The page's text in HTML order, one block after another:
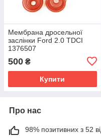
Мембрана дросельної
заслінки Ford 2.0 TDCI
1376507
500 ₴
Купити
Про нас
98% позитивних з 52